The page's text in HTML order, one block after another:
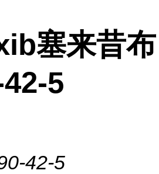
塞来昔布
5
42-5